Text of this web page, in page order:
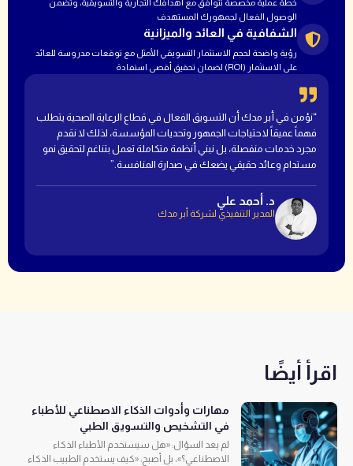
خطة عملية مخصصة تتوافق مع أهدافك التجارية والتسويقية، وتضمن
الوصول الفعال لجمهورك المستهدف
الشفافية في العائد والميزانية
رؤية واضحة لحجم الاستثمار التسويقي الأمثل مع توقعات مدروسة للعائد
على الاستثمار (ROI) لضمان تحقيق أقصى استفادة
“نؤمن في أبر مدك أن التسويق الفعال في قطاع الرعاية الصحية يتطلب
فهماً عميقاً لاحتياجات الجمهور وتحديات المؤسسة، لذلك لا نقدم
مجرد خدمات منفصلة، بل نبني أنظمة متكاملة تعمل بتناغم لتحقيق نمو
مستدام وعائد حقيقي يضعك في صدارة المنافسة.”
د. أحمد علي
المدير التنفيذي لشركة أبر مدك
اقرأ أيضًا
مهارات وأدوات الذكاء الاصطناعي للأطباء
في التشخيص والتسويق الطبي
لم يعد السؤال: «هل سيستخدم الأطباء الذكاء
الاصطناعي؟»، بل أصبح: «كيف يستخدم الطبيب الذكاء